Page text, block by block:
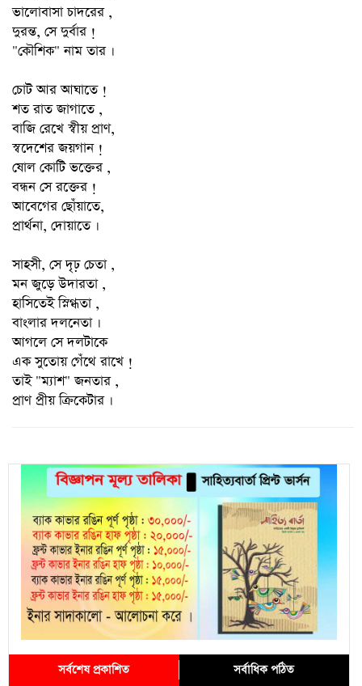
ভালোবাসা চাদরের ,
দুরন্ত, সে দুর্বার !
"কৌশিক" নাম তার ।
চোট আর আঘাতে !
শত রাত জাগাতে ,
বাজি রেখে স্বীয় প্রাণ,
স্বদেশের জয়গান !
ষোল কোটি ভক্তের ,
বন্ধন সে রক্তের !
আবেগের ছোঁয়াতে,
প্রার্থনা, দোয়াতে ।
সাহসী, সে দৃঢ় চেতা ,
মন জুড়ে উদারতা ,
হাসিতেই স্নিগ্ধতা ,
বাংলার দলনেতা ।
আগলে সে দলটাকে
এক সুতোয় গেঁথে রাখে !
তাই "ম্যাশ" জনতার ,
প্রাণ প্রীয় ক্রিকেটার ।
সর্বশেষ প্রকাশিত সর্বাধিক পঠিত